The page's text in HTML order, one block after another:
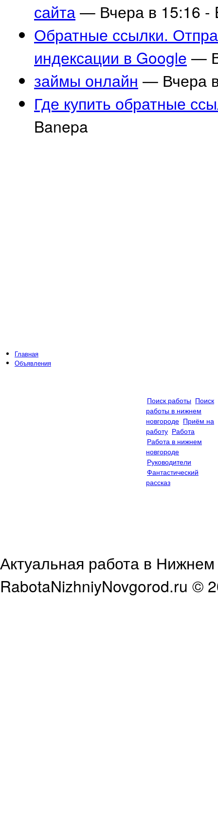
сайта — Вчера в 15:16 -
Обратные ссылки.
индексации в Google —
займы онлайн — Вчера
Где купить обратные
Banepa
Главная
Объявления
Поиск работы Поиск
работы в нижнем
новгороде Приём на
работу Работа
Работа в нижнем
новгороде
Руководители
Фантастический
рассказ
Актуальная работа в
RabotaNizhniyNovgorod.ru ©